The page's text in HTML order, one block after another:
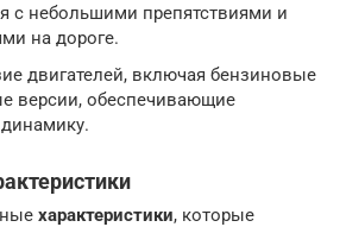
с небольшими препятствиями и
на дороге.
двигателей, включая бензиновые
версии, обеспечивающие
характеристики, которые